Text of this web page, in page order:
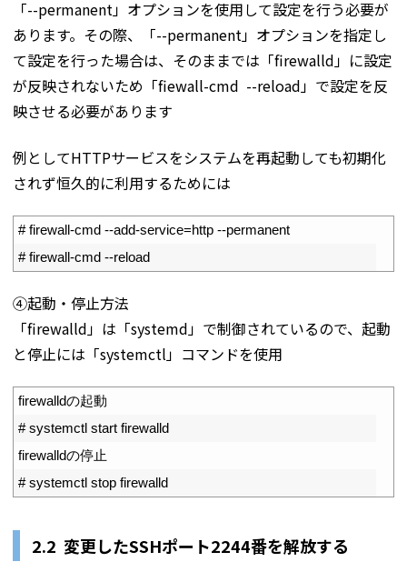
「--permanent」オプションを使用して設定を行う必要が
あります。その際、「--permanent」オプションを指定し
て設定を行った場合は、そのままでは「firewalld」に設定
が反映されないため「fiewall-cmd --reload」で設定を反
映させる必要があります
例としてHTTPサービスをシステムを再起動しても初期化
されず恒久的に利用するためには
# firewall-cmd --add-service=http --permanent
# firewall-cmd --reload
④起動・停止方法
「firewalld」は「systemd」で制御されているので、起動
と停止には「systemctl」コマンドを使用
firewalldの起動
# systemctl start firewalld
firewalldの停止
# systemctl stop firewalld
2.2 変更したSSHポート2244番を解放する